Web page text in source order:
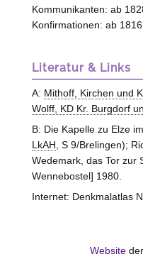
Kommunikanten: ab
Konfirmationen: ab 1816
Literatur & Links
A: Mithoff, Kirchen und
Wolff, KD Kr. Burgdorf
B: Die Kapelle zu Elze
LkAH, S 9/Brelingen);
Wedemark, das Tor zur
Wennebostel] 1980.
Internet: Denkmalatlas
Website